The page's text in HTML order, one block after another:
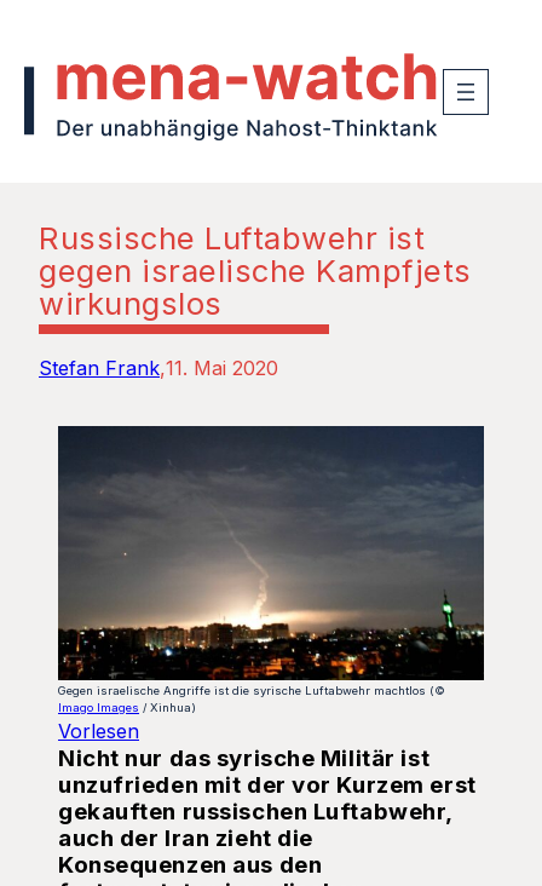
Russische Luftabwehr ist
gegen israelische Kampfjets
wirkungslos
Stefan Frank 11. Mai 2020
Gegen israelische Angriffe ist die syrische Luftabwehr machtlos (©
Imago Images / Xinhua)
Vorlesen
Nicht nur das syrische Militär ist
unzufrieden mit der vor Kurzem erst
gekauften russischen Luftabwehr,
auch der Iran zieht die
Konsequenzen aus den